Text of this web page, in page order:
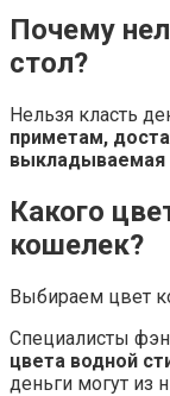
Почему
стол?
Нельзя класть
приметам,
выкладываемая
Какого
кошелек?
Выбираем цвет
Специалисты
цвета водной
деньги могут из